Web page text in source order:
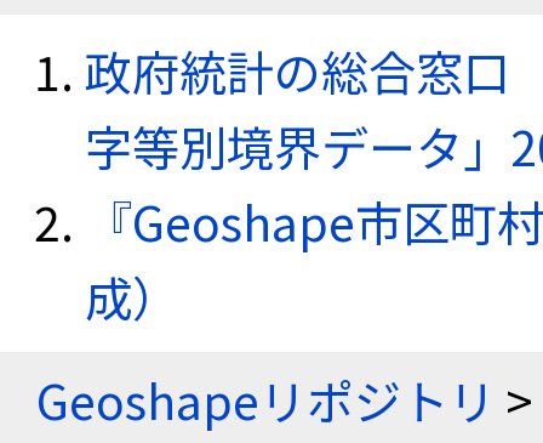
政府統計の総合窓口
字等別境界データ」
『Geoshape市区町
成）
Geoshapeリポジトリ >